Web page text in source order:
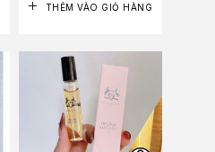
THÊM VÀO GIỎ HÀNG